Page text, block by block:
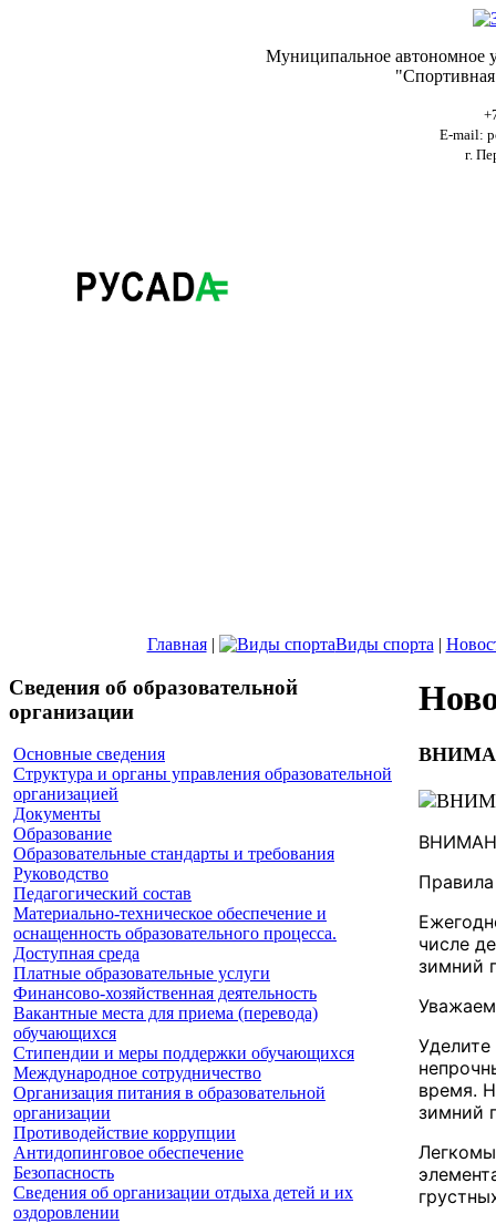
Муниципальное автономное
E-mail:
г.
Главная | Виды спорта |
Сведения об образовательной
организации
Основные сведения
Структура и органы управления образовательной
организацией
Документы
Образование
Образовательные стандарты и требования
Руководство
Педагогический состав
Материально-техническое обеспечение и
оснащенность образовательного процесса.
Доступная среда
Платные образовательные услуги
Финансово-хозяйственная деятельность
Вакантные места для приема (перевода)
обучающихся
Стипендии и меры поддержки обучающихся
Международное сотрудничество
Организация питания в образовательной
организации
Противодействие коррупции
Антидопинговое обеспечение
Безопасность
Сведения об организации отдыха детей и их
оздоровлении
числе
зимний
время.
зимний